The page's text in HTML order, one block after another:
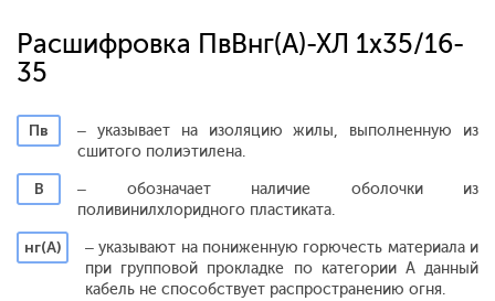
Расшифровка ПвВнг(А)-ХЛ 1х35/16-
35
Пв
– указывает на изоляцию жилы, выполненную из
сшитого полиэтилена.
В
– обозначает наличие оболочки из
поливинилхлоридного пластиката.
нг(А)
– указывают на пониженную горючесть материала и
при групповой прокладке по категории А данный
кабель не способствует распространению огня.